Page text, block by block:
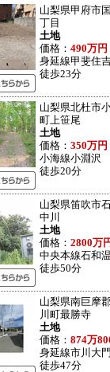
山梨県甲府市
丁目
土地
価格： 490万円
身延線甲斐住
徒歩23分
山梨県北杜市
町上笹尾
土地
価格： 350万円
小海線小淵沢
徒歩20分
山梨県笛吹市
中川
土地
価格： 2800万
中央本線石和
徒歩50分
山梨県南巨摩
川町最勝寺
土地
価格： 874万
身延線市川大
徒歩47分